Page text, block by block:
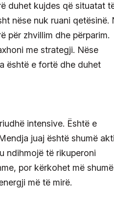
duhet kujdes që situatat
nëse nuk ruani qetësinë.
për zhvillim dhe përparim.
me strategji. Nëse
është e fortë dhe duhet
intensive. Është e
juaj është shumë
ndihmojë të rikuperoni
por kërkohet më shumë
më të mirë.